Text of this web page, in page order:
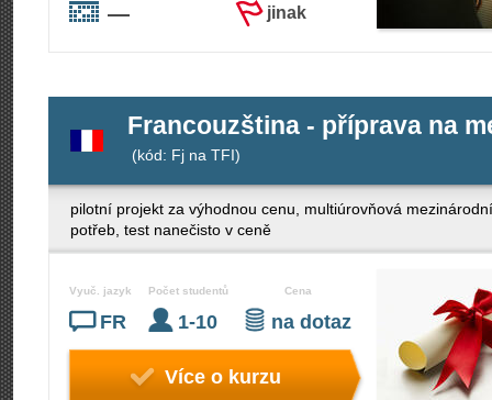
— jinak
Francouzština - příprava na
(kód: Fj na TFI)
pilotní projekt za výhodnou cenu, multiúrovňová
potřeb, test nanečisto v ceně
Vyuč. jazyk
FR
Počet studentů
1-10
Cena
na dotaz
Více o kurzu